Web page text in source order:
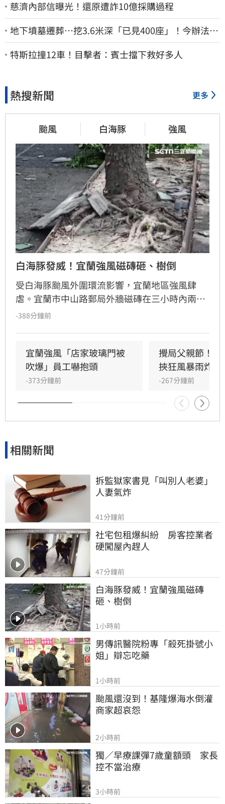
慈濟內部信曝光！還原遭詐10億採購過程
地下墳墓遷葬…挖3.6米深「已見400座」！今辦法會
安撫祖先
特斯拉撞12車！目擊者：賓士擋下救好多人
熱搜新聞 更多
颱風 白海豚 強風
白海豚發威！宜蘭強風磁磚砸、樹倒
受白海豚颱風外圍環流影響，宜蘭地區強風肆
虐。宜蘭市中山路郵局外牆磁磚在三小時內兩度
剝落，武營街亦發生磁磚砸地險象，所幸無人傷
全面停駛。
-388分鐘前
宜蘭強風「店家玻璃門被
吹爆」員工嚇抱頭
-373分鐘前
攪局父親節！
挾狂風暴雨炸雙
-267分鐘前
相關新聞
拆監獄家書見「叫別人老婆」
人妻氣炸
41分鐘前
社宅包租爆糾紛　房客控業者
硬闖屋內趕人
47分鐘前
白海豚發威！宜蘭強風磁磚
砸、樹倒
1小時前
男傳訊醫院粉專「殺死掛號小
姐」辯忘吃藥
1小時前
颱風還沒到！基隆爆海水倒灌
商家超哀怨
2小時前
獨／早療課彈7歲童額頭　家長
控不當治療
3小時前